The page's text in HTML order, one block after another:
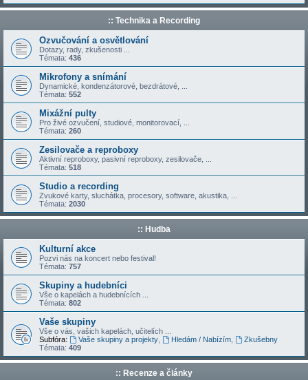
:: Technika a Recording
Ozvučování a osvětlování
Dotazy, rady, zkušenosti ...
Témata: 436
Mikrofony a snímání
Dynamické, kondenzátorové, bezdrátové, ...
Témata: 552
Mixážní pulty
Pro živé ozvučení, studiové, monitorovací, ...
Témata: 260
Zesilovače a reproboxy
Aktivní reproboxy, pasivní reproboxy, zesilovače, ...
Témata: 518
Studio a recording
Zvukové karty, sluchátka, procesory, software, akustika, ...
Témata: 2030
:: Hudba
Kulturní akce
Pozvi nás na koncert nebo festival!
Témata: 757
Skupiny a hudebníci
Vše o kapelách a hudebnících ...
Témata: 802
Vaše skupiny
Vše o vás, vašich kapelách, učitelích ...
Subfóra:
Vaše skupiny a projekty, Hledám / Nabízím,
Zkušebny
Témata: 409
:: Recenze a články